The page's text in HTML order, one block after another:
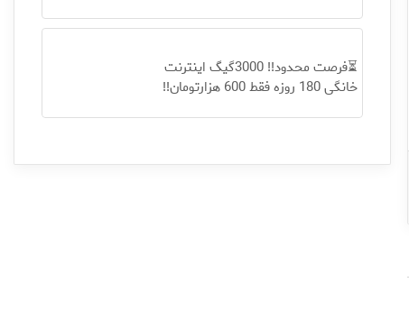
⏳فرصت محدود!! 3000گیگ اینترنت
خانگی 180 روزه فقط 600 هزارتومان!!